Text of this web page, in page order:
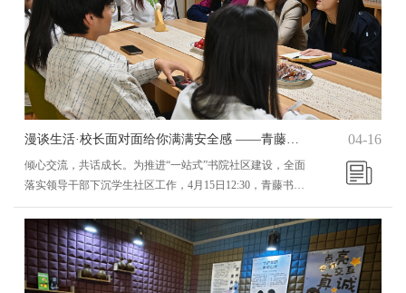
倾心交流，共话成长。为推进“一站式”书院社区建设，全面
落实领导干部下沉学生社区工作，4月15日12:30，青藤书院
于大咖·故事里开展“院长下午茶”系列活动第19期。活动邀请
到青藤书院社区对接校领导校长助理杨碧霞、校长助理栗艳
龄及青藤书院社区A栋宿舍楼楼长、商务英语学院院长葛晓
晶，老师们以学生生活、学习、就业三方面为基点，探讨未
来规划、提出生活难题、共享美好下午茶时光。学习困惑
04-16